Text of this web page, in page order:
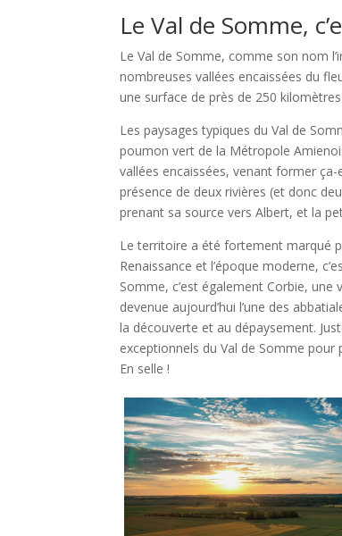
Le Val de Somme,
Le Val de Somme, comme son nom
nombreuses vallées encaissées du
une surface de près de 250
Les paysages typiques du Val de
poumon vert de la Métropole
vallées encaissées, venant former
présence de deux rivières (et donc
prenant sa source vers Albert, et la
Le territoire a été fortement marqué
Renaissance et l’époque moderne,
Somme, c’est également Corbie,
devenue aujourd’hui l’une des
la découverte et au dépaysement.
exceptionnels du Val de Somme
En selle !